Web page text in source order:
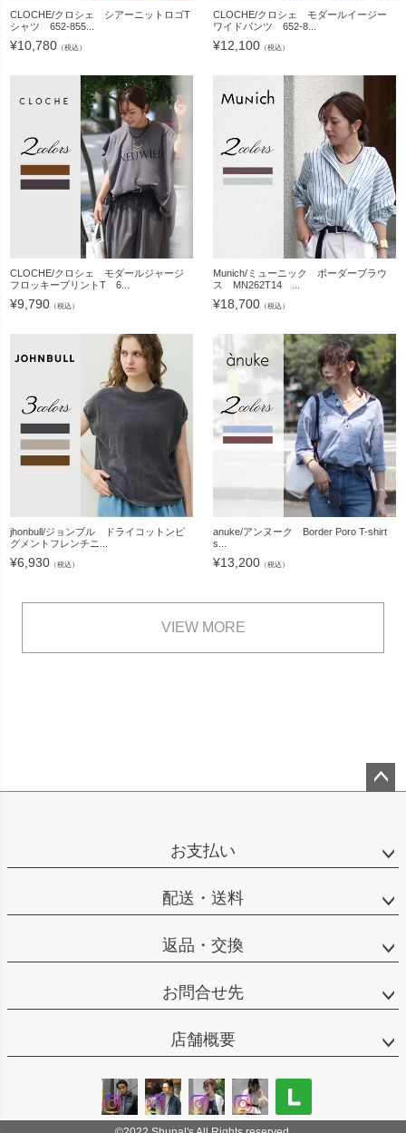
CLOCHE/クロシェ シアーニットロゴT
シャツ 652-855...
¥10,780 （税込）
CLOCHE/クロシェ モダールイージー
ワイドパンツ 652-8...
¥12,100 （税込）
CLOCHE/クロシェ モダールジャージ
フロッキープリントT 6...
¥9,790 （税込）
Munich/ミューニック ボーダーブラウ
ス MN262T14 ...
¥18,700 （税込）
jhonbull/ジョンブル ドライコットンピ
グメントフレンチニ...
¥6,930 （税込）
anuke/アンヌーク Border Poro T-shirt
s...
¥13,200 （税込）
VIEW MORE
お支払い
配送・送料
返品・交換
お問合せ先
店舗概要